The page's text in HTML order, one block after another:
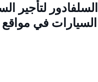
لتأجير
السيارات في مواقع